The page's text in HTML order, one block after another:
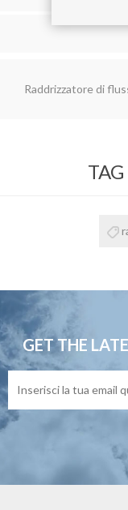
Raddrizzatore di
GET THE